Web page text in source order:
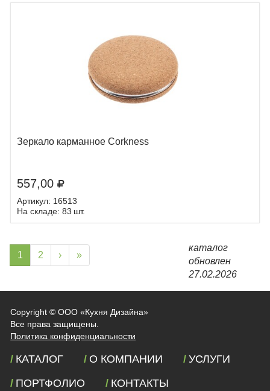
Зеркало карманное Corkness
557,00
Артикул: 16513
На складе: 83 шт.
1 2 › »
каталог
обновлен
27.02.2026
Copyright ©ООО «Кухня Дизайна»
Все права защищены.
Политика конфиденциальности
КАТАЛОГ О КОМПАНИИ
УСЛУГИ
ПОРТФОЛИО
КОНТАКТЫ